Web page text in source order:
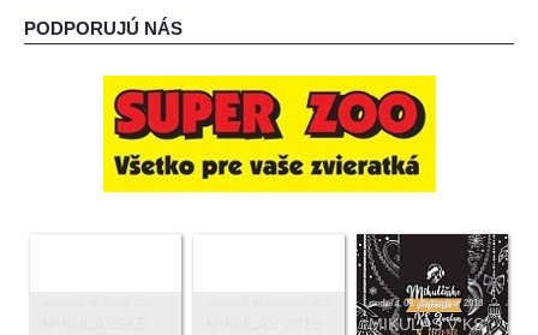
PODPORUJÚ NÁS
nedeľa, 09. december 2018
MIKULÁŠ V KS